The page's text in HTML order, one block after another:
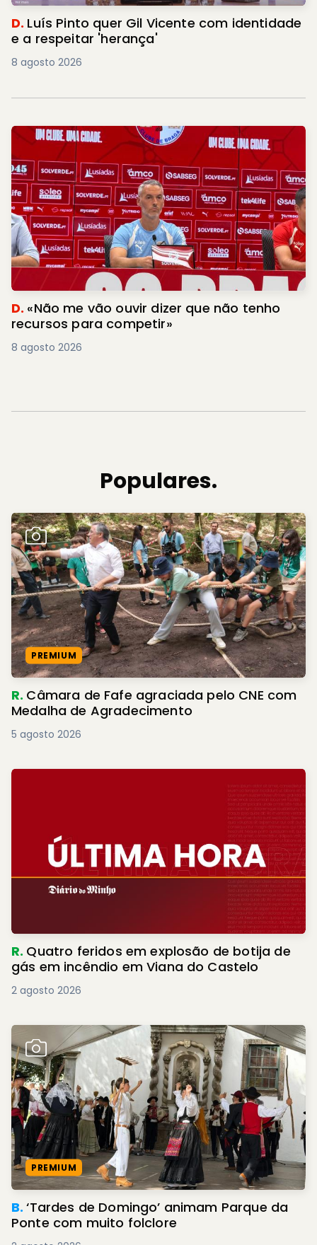
D. Luís Pinto quer Gil Vicente com identidade
e a respeitar 'herança'
8 agosto 2026
D. «Não me vão ouvir dizer que não tenho
recursos para competir»
8 agosto 2026
Populares.
PREMIUM
R. Câmara de Fafe agraciada pelo CNE com
Medalha de Agradecimento
5 agosto 2026
R. Quatro feridos em explosão de botija de
gás em incêndio em Viana do Castelo
2 agosto 2026
PREMIUM
B.‘Tardes de Domingo’ animam Parque da
Ponte com muito folclore